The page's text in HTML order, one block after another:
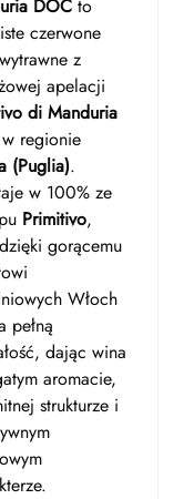
DOCto
czerwone
z
apelacji
di Manduria
regionie
(Puglia).
w 100% ze
Primitivo,
gorącemu
Włoch
pełną
dając wina
aromacie,
strukturze i